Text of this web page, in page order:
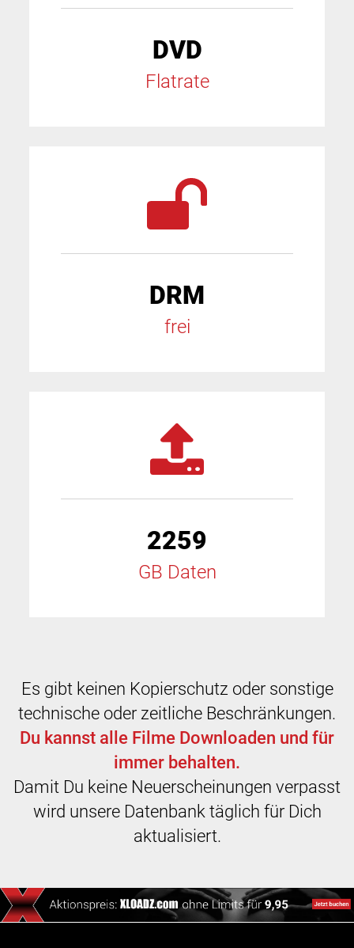
DVD
Flatrate
DRM
frei
2259
GB Daten
Es gibt keinen Kopierschutz oder sonstige
technische oder zeitliche Beschränkungen.
Du kannst alle Filme Downloaden und für
immer behalten.
Damit Du keine Neuerscheinungen verpasst
wird unsere Datenbank täglich für Dich
aktualisiert.